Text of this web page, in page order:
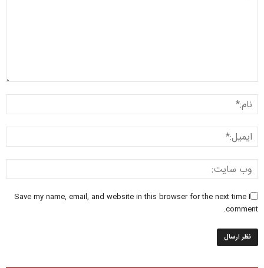
Save my name, email, and website in this browser for the next time I
comment.